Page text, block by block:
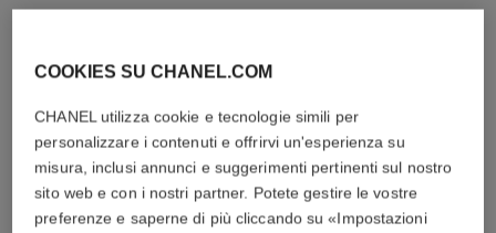
Raccomandazioni per la cura
COOKIES SU CHANEL.COM
CHANEL utilizza cookie e tecnologie simili per
personalizzare i contenuti e offrirvi un'esperienza su
misura, inclusi annunci e suggerimenti pertinenti sul nostro
sito web e con i nostri partner. Potete gestire le vostre
preferenze e saperne di più cliccando su «Impostazioni